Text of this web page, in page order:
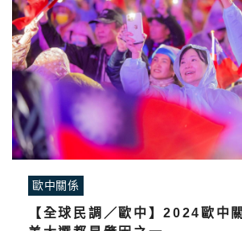
歐中關係
【全球民調／歐中】2024歐中